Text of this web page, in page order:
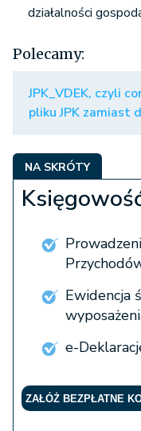
działalności
Polecamy:
JPK_VDEK, czyli
pliku JPK zamiast
NA SKRÓTY
Ewidencja
e-
ZAŁÓŻ BEZPŁATNE